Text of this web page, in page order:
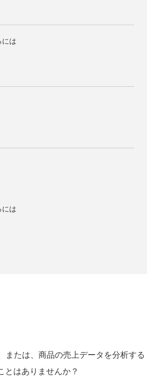
は
は
たは、商品の売上データを分析する
はありませんか？